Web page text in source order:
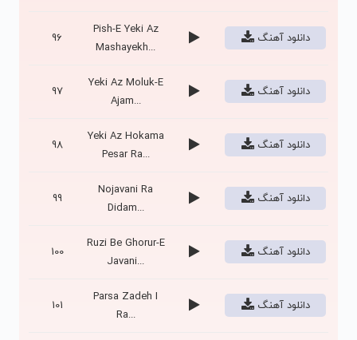
96
Pish-E Yeki Az
Mashayekh...
دانلود آهنگ
97
Yeki Az Moluk-E
Ajam...
دانلود آهنگ
98
Yeki Az Hokama
Pesar Ra...
دانلود آهنگ
99
Nojavani Ra
Didam...
دانلود آهنگ
100
Ruzi Be Ghorur-E
Javani...
دانلود آهنگ
101
Parsa Zadeh I
Ra...
دانلود آهنگ